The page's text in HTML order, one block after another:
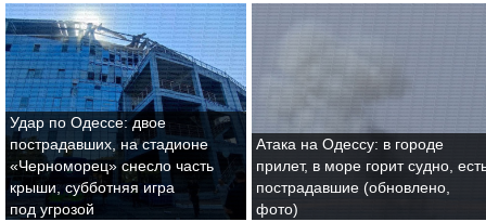
Удар по Одессе: двое
пострадавших, на стадионе
«Черноморец» снесло часть
крыши, субботняя игра
под угрозой
Атака на Одессу: в городе
прилет, в море горит судно,
пострадавшие (обновлено,
фото)